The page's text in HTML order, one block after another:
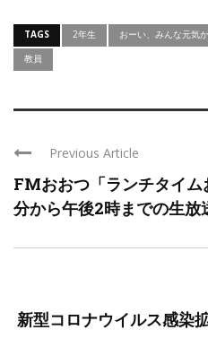
TAGS 2年生 おーい、みんな元気
教員
Previous Article
FMおおつ「ランチタイム
分から午後2時までの生放
新型コロナウイルス感染